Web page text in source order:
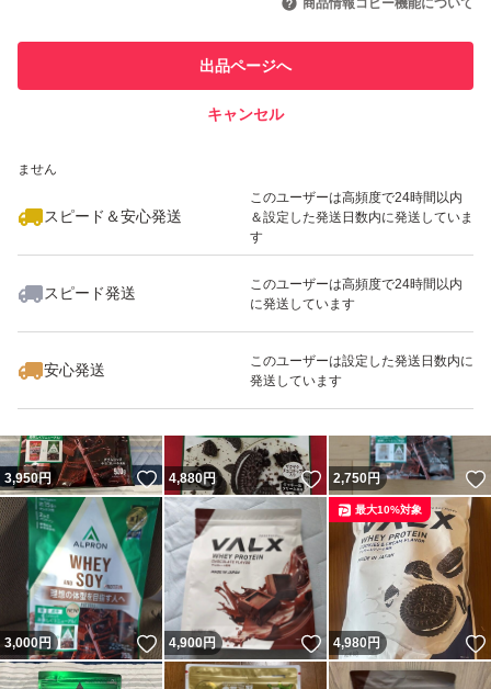
での取引実績があります
ません
スピード＆安心発送
このユーザーは高頻度で24時間以内
＆設定した発送日数内に発送していま
す
スピード発送
このユーザーは高頻度で24時間以内
に発送しています
安心発送
このユーザーは設定した発送日数内に
発送しています
商品情報コピー機能について
出品ページへ
キャンセル
いいね！
3,950
3,950円 いいね！
4,880円 いいね！
2,750円
3,000円 いいね！
4,900円 いいね！
4,980円
最大10%対象